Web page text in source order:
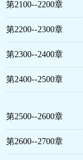
第2100--2200章
第2200--2300章
第2300--2400章
第2400--2500章
第2500--2600章
第2600--2700章